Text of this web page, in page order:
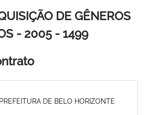
DE GÊNEROS
- 2005 - 1499
DE BELO HORIZONTE